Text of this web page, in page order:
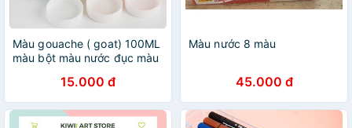
Màu gouache ( goat) 100ML
màu bột màu nước đục màu
15.000 đ
Màu nước 8 màu
45.000 đ